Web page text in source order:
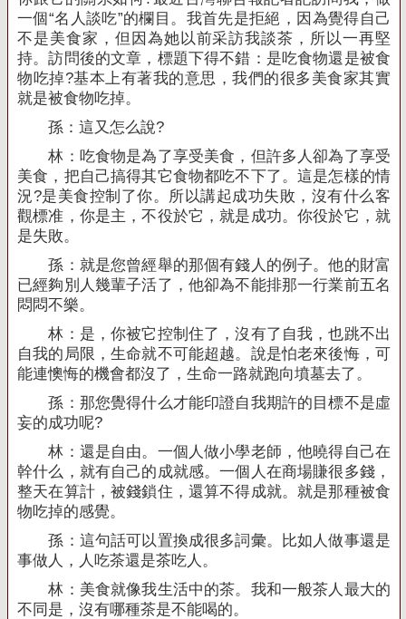
一個“名人談吃”的欄目。我首先是拒絕，因為覺得自己
不是美食家，但因為她以前采訪我談茶，所以一再堅
持。訪問後的文章，標題下得不錯：是吃食物還是被食
物吃掉?基本上有著我的意思，我們的很多美食家其實
就是被食物吃掉。
孫：這又怎么說?
林：吃食物是為了享受美食，但許多人卻為了享受
美食，把自己搞得其它食物都吃不下了。這是怎樣的情
況?是美食控制了你。所以講起成功失敗，沒有什么客
觀標准，你是主，不役於它，就是成功。你役於它，就
是失敗。
孫：就是您曾經舉的那個有錢人的例子。他的財富
已經夠別人幾輩子活了，他卻為不能排那一行業前五名
悶悶不樂。
林：是，你被它控制住了，沒有了自我，也跳不出
自我的局限，生命就不可能超越。說是怕老來後悔，可
能連懊悔的機會都沒了，生命一路就跑向墳墓去了。
孫：那您覺得什么才能印證自我期許的目標不是虛
妄的成功呢?
林：還是自由。一個人做小學老師，他曉得自己在
幹什么，就有自己的成就感。一個人在商場賺很多錢，
整天在算計，被錢鎖住，還算不得成就。就是那種被食
物吃掉的感覺。
孫：這句話可以置換成很多詞彙。比如人做事還是
事做人，人吃茶還是茶吃人。
林：美食就像我生活中的茶。我和一般茶人最大的
不同是，沒有哪種茶是不能喝的。